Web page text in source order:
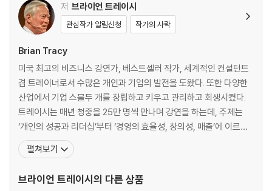
저 브라이언 트레이시
관심작가 알림신청 작가의 사락
Brian Tracy
미국 최고의 비즈니스 강연가, 베스트셀러 작가, 세계적인 컨설턴트
겸 트레이너로서 수많은 개인과 기업의 발전을 도왔다. 또한 다양한
산업에서 기업 스물두 개를 창립하고 키우고 관리하고 회생시켰다.
트레이시는 매년 청중을 25만 명씩 만나며 강연을 하는데, 주제는
‘개인의 성공과 리더십’부터 ‘경영의 효율성, 창의성, 매출’에 이르기
까지 다양하다. 500개가 넘는 기업에 컨설팅을 제공하고 개인적으
로 200만 명이 넘는 사람들을 훈련하기도 했다. 그의 아이디어는 실
Point)』, 『잠들어 있는 성공 시스템을 깨워라
펼쳐보기
브라이언 트레이시 의 다른 상품